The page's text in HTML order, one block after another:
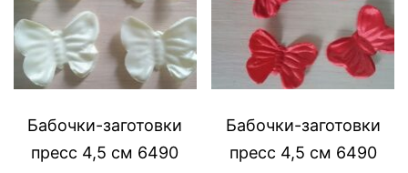
Бабочки-заготовки
пресс 4,5 см 6490
Бабочки-заготовки
пресс 4,5 см 6490